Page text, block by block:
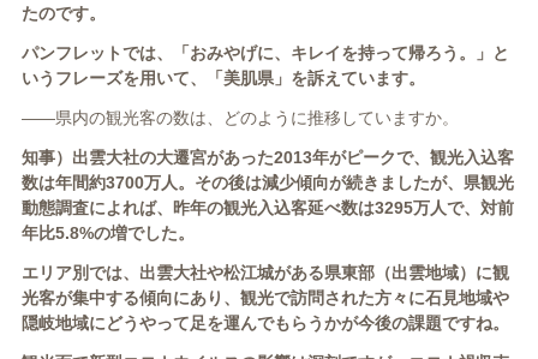
たのです。
パンフレットでは、「おみやげに、キレイを持って帰ろう。」と
いうフレーズを用いて、「美肌県」を訴えています。
――県内の観光客の数は、どのように推移していますか。
知事）出雲大社の大遷宮があった2013年がピークで、観光入込客
数は年間約3700万人。その後は減少傾向が続きましたが、県観光
動態調査によれば、昨年の観光入込客延べ数は3295万人で、対前
年比5.8%の増でした。
エリア別では、出雲大社や松江城がある県東部（出雲地域）に観
光客が集中する傾向にあり、観光で訪問された方々に石見地域や
隠岐地域にどうやって足を運んでもらうかが今後の課題ですね。